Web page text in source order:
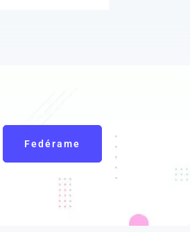
Fedérame